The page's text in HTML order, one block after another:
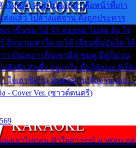
ใจหล้า คอยไปคอยมา คือหน้าที่เก่า
ต่งแล้ว ไปล้างแต่จาน ดั่งถูกประหาร
เราขื่นขม โอ้ รัก ลอยลม ไม่สม ดัง ใจ
อีกนานเท่าใด จะได้ เลื่อนขั้นบันได ได้
าว มันเหงา เห็นเขามีคู่ ซมดู มีคู่ก็ม่วน
ห่ตึงตึง มันซึ้ง อยู่แก่ใจ มื้อใด๋หนอ สิเป็น
า ใจเฮาซิด้าน มันทรมาน จับจาน เอย…
- Cover Ver. (ซาวด์ดนตรี)
ย่งเอาไปก่อน หัวใจอาวรณ์ มาซ่อน อยู่